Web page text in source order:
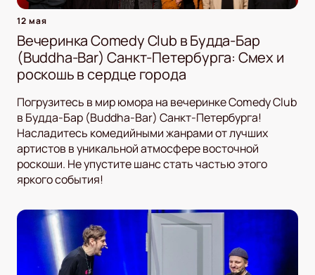
12 мая
Вечеринка Comedy Club в Будда-Бар
(Buddha-Bar) Санкт-Петербурга: Смех и
роскошь в сердце города
Погрузитесь в мир юмора на вечеринке Comedy Club
в Будда-Бар (Buddha-Bar) Санкт-Петербурга!
Насладитесь комедийными жанрами от лучших
артистов в уникальной атмосфере восточной
роскоши. Не упустите шанс стать частью этого
яркого события!